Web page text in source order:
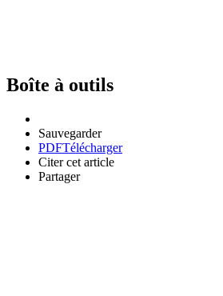
Boîte à outils
Sauvegarder
PDFTélécharger
Citer cet article
Partager